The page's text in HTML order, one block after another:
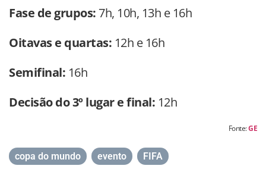
Fase de grupos: 7h, 10h, 13h e 16h
Oitavas e quartas: 12h e 16h
Semifinal: 16h
Decisão do 3º lugar e final: 12h
Fonte:GE
copa do mundo evento FIFA